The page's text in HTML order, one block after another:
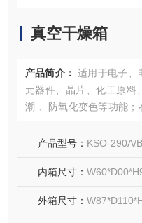
真空干燥箱
产品简介： 适用于电子、
元器件、晶片、化工原料
潮 、防氧化变色等功能；
产品型号： KSO-290A/B
内箱尺寸：
外箱尺寸：